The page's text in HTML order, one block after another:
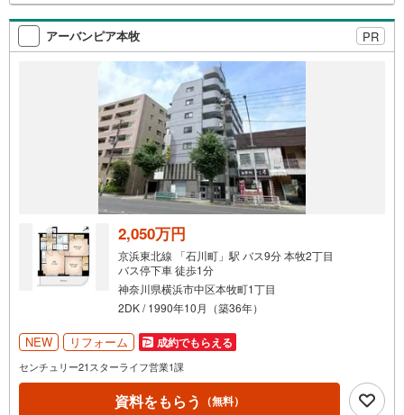
（変動金利）※上記金利は 2026年8月時点 のものであり、
実際の適用金利は融資実行時のものとなります。金利情勢
により表記の返済額と異なる場合があります。ーーーーー
ーーーーーーーーーーーーーーーーーーーー
アーバンピア本牧 PR
2,050万円
京浜東北線 「石川町」駅 バス9分 本牧2丁目
バス停下車 徒歩1分
神奈川県横浜市中区本牧町1丁目
2DK / 1990年10月（築36年）
NEW リフォーム 成約でもらえる
センチュリー21スターライフ営業1課
資料をもらう （無料）